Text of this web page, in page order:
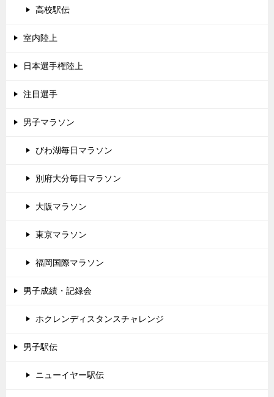
高校駅伝
室内陸上
日本選手権陸上
注目選手
男子マラソン
びわ湖毎日マラソン
別府大分毎日マラソン
大阪マラソン
東京マラソン
福岡国際マラソン
男子成績・記録会
ホクレンディスタンスチャレンジ
男子駅伝
ニューイヤー駅伝